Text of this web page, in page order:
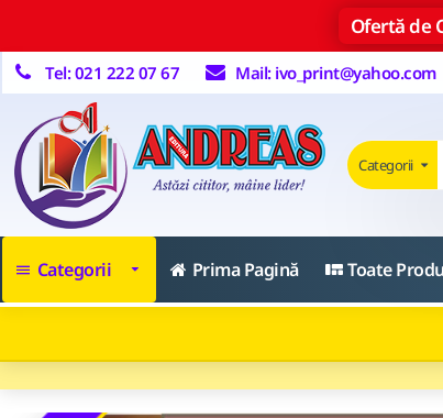
Ofertă de
Tel: 021 222 07 67 Mail: ivo_print@yahoo.com
Categorii
Categorii Prima Pagină Toate